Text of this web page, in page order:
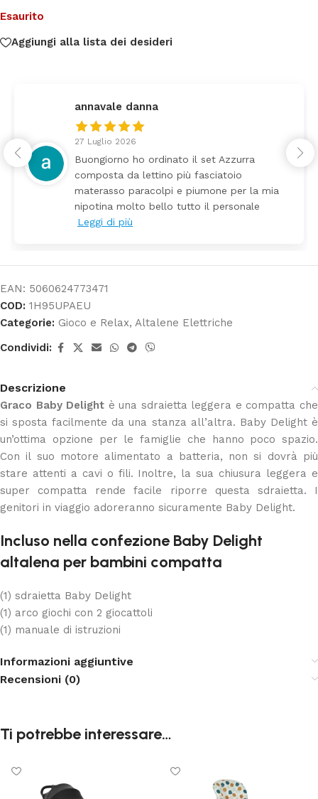
Esaurito
Aggiungi alla lista dei desideri
Tutti perfetto! Ho ordinato un
arrivato ben imballato dopo
Prezzo ottimi rispetto la
EAN: 5060624773471
COD: 1H95UPAEU
Categorie: Gioco e Relax, Altalene Elettriche
Condividi:
Descrizione
Graco Baby Delight è una sdraietta leggera e compatta che
si sposta facilmente da una stanza all’altra. Baby Delight è
un’ottima opzione per le famiglie che hanno poco spazio.
Con il suo motore alimentato a batteria, non si dovrà più
stare attenti a cavi o fili. Inoltre, la sua chiusura leggera e
super compatta rende facile riporre questa sdraietta. I
genitori in viaggio adoreranno sicuramente Baby Delight.
Incluso nella confezione Baby Delight
altalena per bambini compatta
(1) sdraietta Baby Delight
(1) arco giochi con 2 giocattoli
(1) manuale di istruzioni
Informazioni aggiuntive
Recensioni (0)
Ti potrebbe interessare…